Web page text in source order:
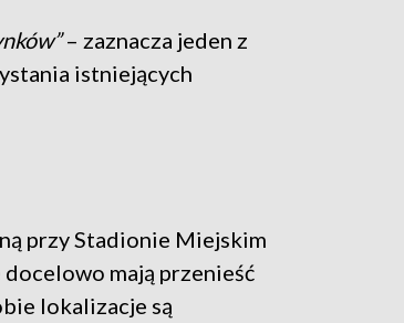
– zaznacza jeden z
istniejących
przy Stadionie Miejskim
docelowo mają przenieść
lokalizacje są